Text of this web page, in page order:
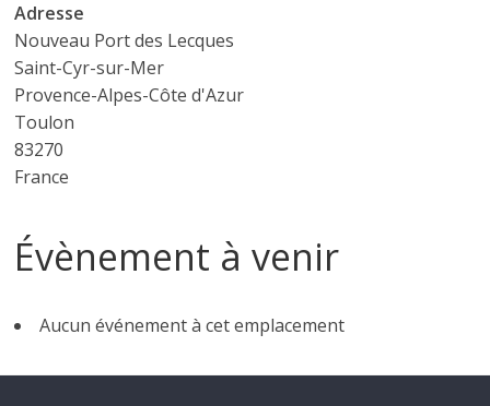
Adresse
Nouveau Port des Lecques
Saint-Cyr-sur-Mer
Provence-Alpes-Côte d'Azur
Toulon
83270
France
Évènement à venir
Aucun événement à cet emplacement